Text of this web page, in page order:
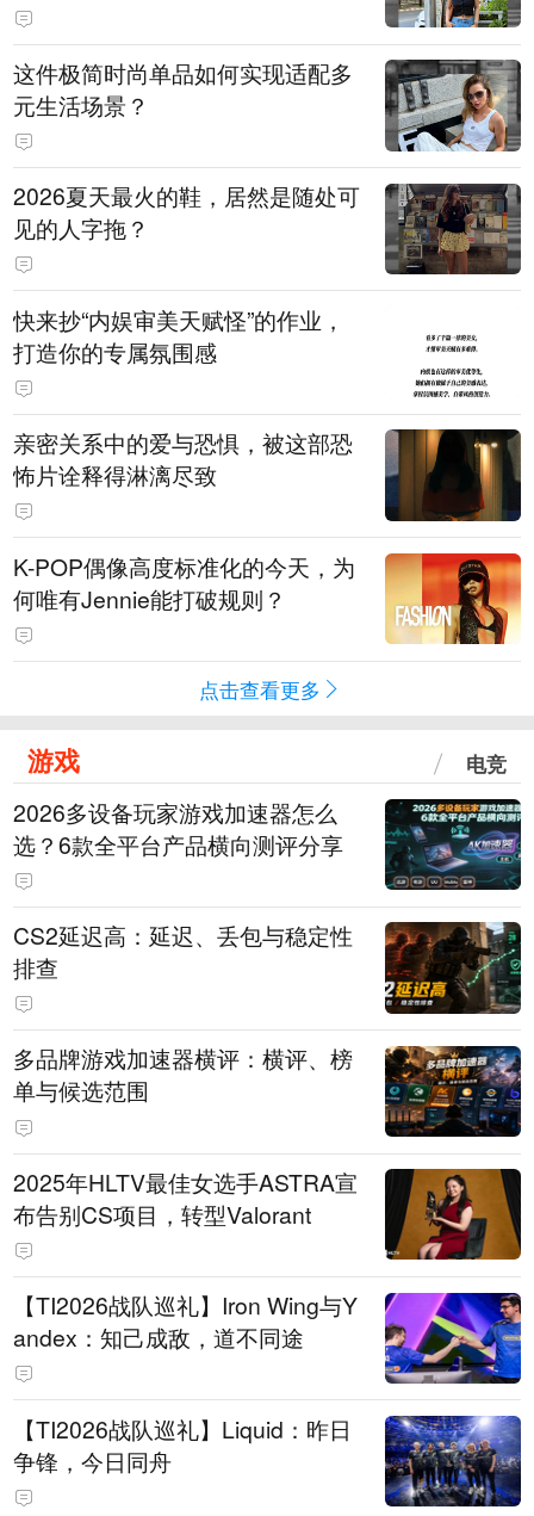
这件极简时尚单品如何实现适配多
元生活场景？
2026夏天最火的鞋，居然是随处可
见的人字拖？
快来抄“内娱审美天赋怪”的作业，
打造你的专属氛围感
亲密关系中的爱与恐惧，被这部恐
怖片诠释得淋漓尽致
K-POP偶像高度标准化的今天，为
何唯有Jennie能打破规则？
点击查看更多
游戏 电竞
2026多设备玩家游戏加速器怎么
选？6款全平台产品横向测评分享
CS2延迟高：延迟、丢包与稳定性
排查
多品牌游戏加速器横评：横评、榜
单与候选范围
2025年HLTV最佳女选手ASTRA宣
布告别CS项目，转型Valorant
【TI2026战队巡礼】Iron Wing与Y
andex：知己成敌，道不同途
【TI2026战队巡礼】Liquid：昨日
争锋，今日同舟